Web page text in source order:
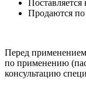
Продаются
Перед
по применению
консультацию